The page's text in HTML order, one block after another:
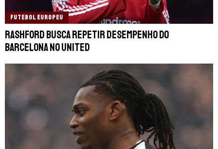
FUTEBOL EUROPEU
Rashford busca repetir desempenho do
Barcelona no United